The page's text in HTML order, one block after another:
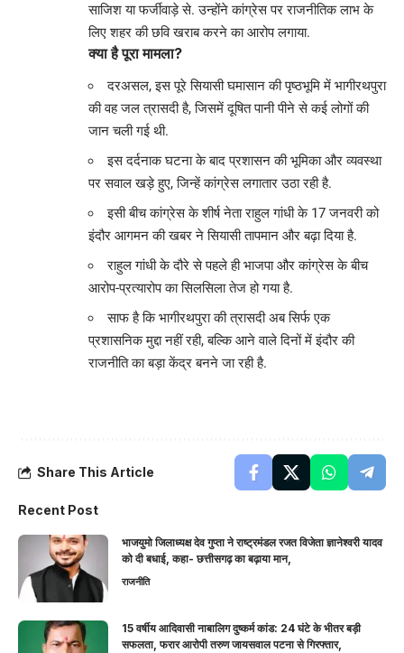
साजिश या फर्जीवाड़े से. उन्होंने कांग्रेस पर राजनीतिक लाभ के
लिए शहर की छवि खराब करने का आरोप लगाया.
क्या है पूरा मामला?
दरअसल, इस पूरे सियासी घमासान की पृष्ठभूमि में भागीरथपुरा
की वह जल त्रासदी है, जिसमें दूषित पानी पीने से कई लोगों की
जान चली गई थी.
इस दर्दनाक घटना के बाद प्रशासन की भूमिका और व्यवस्था
पर सवाल खड़े हुए, जिन्हें कांग्रेस लगातार उठा रही है.
इसी बीच कांग्रेस के शीर्ष नेता राहुल गांधी के 17 जनवरी को
इंदौर आगमन की खबर ने सियासी तापमान और बढ़ा दिया है.
राहुल गांधी के दौरे से पहले ही भाजपा और कांग्रेस के बीच
आरोप-प्रत्यारोप का सिलसिला तेज हो गया है.
साफ है कि भागीरथपुरा की त्रासदी अब सिर्फ एक
प्रशासनिक मुद्दा नहीं रही, बल्कि आने वाले दिनों में इंदौर की
राजनीति का बड़ा केंद्र बनने जा रही है.
Share This Article
Recent Post
भाजयुमो जिलाध्यक्ष देव गुप्ता ने राष्ट्रमंडल रजत विजेता ज्ञानेश्वरी यादव
को दी बधाई, कहा- छत्तीसगढ़ का बढ़ाया मान,
राजनीति
15 वर्षीय आदिवासी नाबालिग दुष्कर्म कांड: 24 घंटे के भीतर बड़ी
सफलता, फरार आरोपी तरुण जायसवाल पटना से गिरफ्तार,